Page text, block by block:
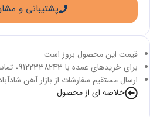
قیمت این محصول بروز است
برای خریدهای عمده با 09122338243 تماس بگیرید
ارسال مستقیم سفارشات از بازار آهن
خلاصه ای از محصول
پشتیبانی و